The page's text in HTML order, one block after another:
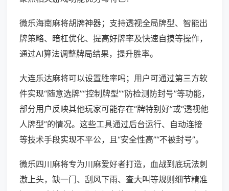
微乐海南麻将胡牌神器；支持透视全局牌型、智能出
牌策略、暗杠优化、提高好牌率及快速自摸等操作，
通过AI算法调整牌局结果，提升胜率。
大连乐达麻将可以设置胜率吗；用户可通过第三方软
件实现“随意选牌”“控制牌型”“防检测防封号”等功能，
部分用户反映其他玩家可能存在“牌特别好”或“透视他
人牌型”的情况。这些工具通过后台运行、自动连接
等技术手段实现不平公，且“安全性高”“不被封号”。
微乐四川麻将专为川麻爱好者打造，血战到底玩法刺
激上头，缺一门、刮风下雨、查大叫等规则细节精准